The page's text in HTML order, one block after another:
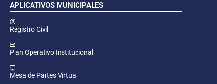
APLICATIVOS MUNICIPALES
Registro Civil
Plan Operativo Institucional
Mesa de Partes Virtual